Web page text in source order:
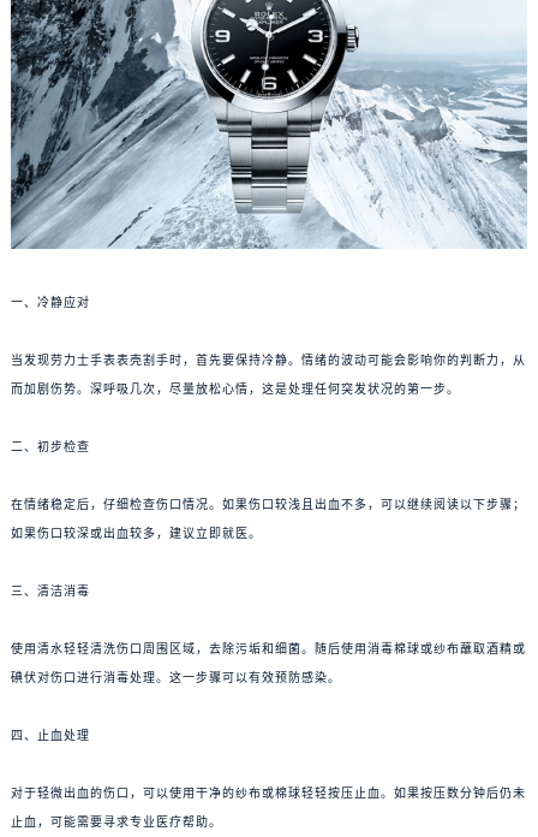
一、冷静应对
当发现劳力士手表表壳割手时，首先要保持冷静。情绪的波动可能会影响你的判断力，从
而加剧伤势。深呼吸几次，尽量放松心情，这是处理任何突发状况的第一步。
二、初步检查
在情绪稳定后，仔细检查伤口情况。如果伤口较浅且出血不多，可以继续阅读以下步骤；
如果伤口较深或出血较多，建议立即就医。
三、清洁消毒
使用清水轻轻清洗伤口周围区域，去除污垢和细菌。随后使用消毒棉球或纱布蘸取酒精或
碘伏对伤口进行消毒处理。这一步骤可以有效预防感染。
四、止血处理
对于轻微出血的伤口，可以使用干净的纱布或棉球轻轻按压止血。如果按压数分钟后仍未
止血，可能需要寻求专业医疗帮助。